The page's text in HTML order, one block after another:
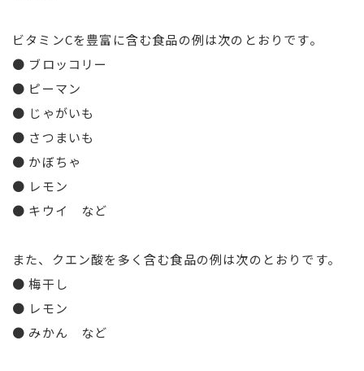
ビタミンCを豊富に含む食品の例は次のとおりです。
● ブロッコリー
● ピーマン
● じゃがいも
● さつまいも
● かぼちゃ
● レモン
● キウイ など
また、クエン酸を多く含む食品の例は次のとおりです。
● 梅干し
● レモン
● みかん など